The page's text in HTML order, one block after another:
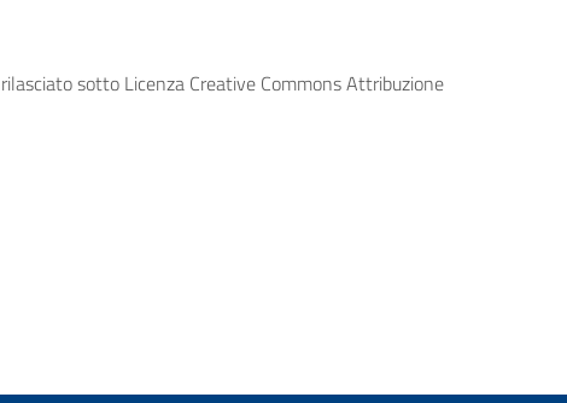
sotto Licenza Creative Commons Attribuzione